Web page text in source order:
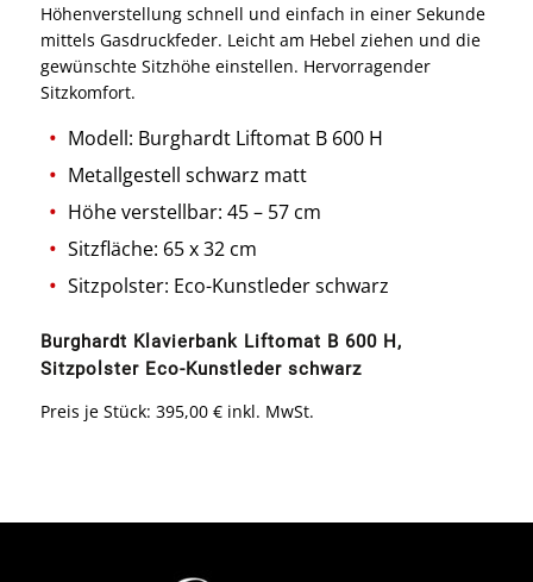
Höhenverstellung schnell und einfach in einer Sekunde
mittels Gasdruckfeder. Leicht am Hebel ziehen und die
gewünschte Sitzhöhe einstellen. Hervorragender
Sitzkomfort.
Modell: Burghardt Liftomat B 600 H
Metallgestell schwarz matt
Höhe verstellbar: 45 – 57 cm
Sitzfläche: 65 x 32 cm
Sitzpolster: Eco-Kunstleder schwarz
Burghardt Klavierbank Liftomat B 600 H,
Sitzpolster Eco-Kunstleder schwarz
Preis je Stück: 395,00 € inkl. MwSt.